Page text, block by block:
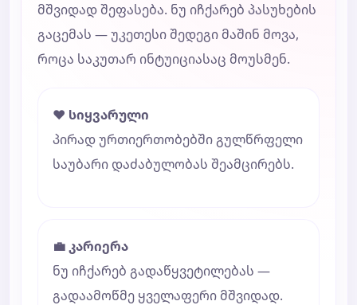
მშვიდად შეფასება. ნუ იჩქარებ პასუხების
გაცემას — უკეთესი შედეგი მაშინ მოვა,
როცა საკუთარ ინტუიციასაც მოუსმენ.
❤️ სიყვარული
პირად ურთიერთობებში გულწრფელი
საუბარი დაძაბულობას შეამცირებს.
💼 კარიერა
ნუ იჩქარებ გადაწყვეტილებას —
გადაამოწმე ყველაფერი მშვიდად.